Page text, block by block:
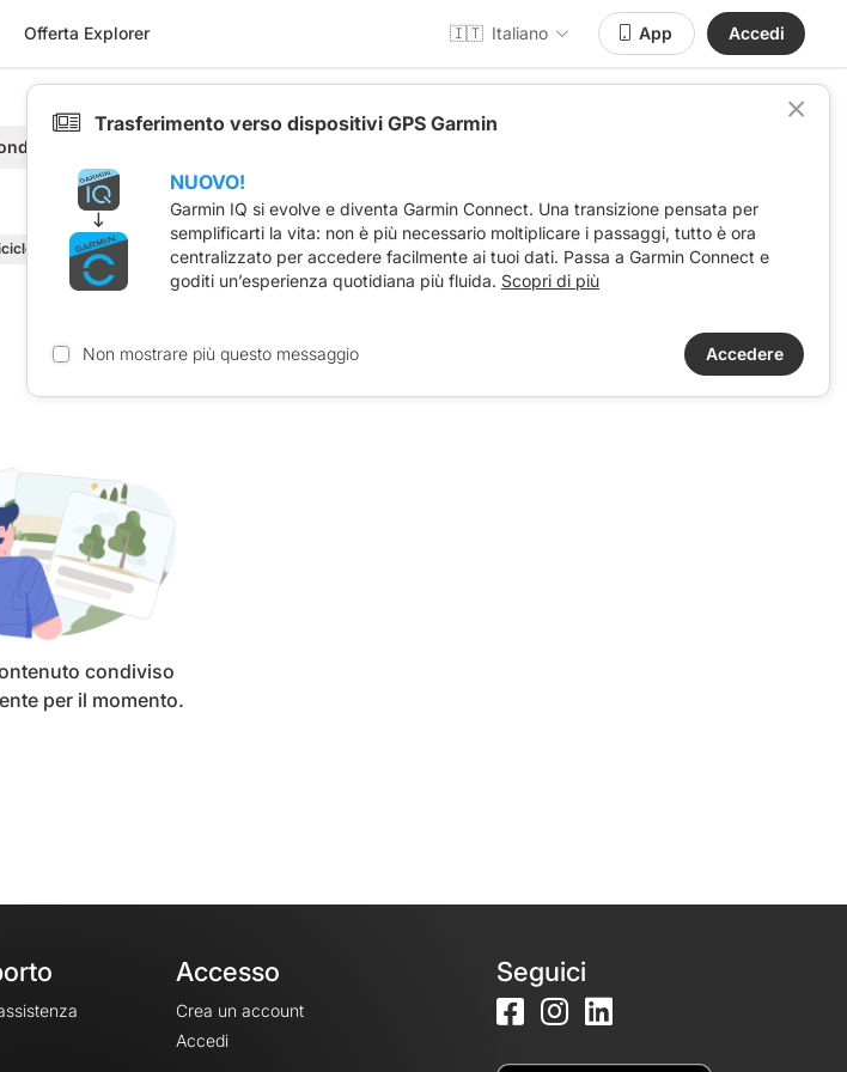
Offerta Explorer 🇮🇹 Italiano App Accedi
da viaggio
condiviso
per il momento.
Accesso
Crea un account
Accedi
Seguici
Trasferimento verso dispositivi GPS Garmin
NUOVO!
Garmin IQ si evolve e diventa Garmin Connect. Una transizione pensata per
semplificarti la vita: non è più necessario moltiplicare i passaggi, tutto è ora
centralizzato per accedere facilmente ai tuoi dati. Passa a Garmin Connect e
goditi un’esperienza quotidiana più fluida. Scopri di più
Non mostrare più questo messaggio Accedere